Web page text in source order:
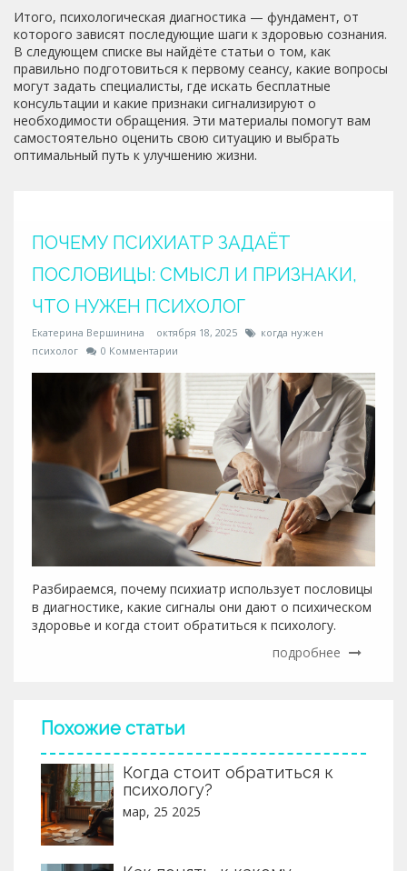
Итого, психологическая диагностика — фундамент, от
которого зависят последующие шаги к здоровью сознания.
В следующем списке вы найдёте статьи о том, как
правильно подготовиться к первому сеансу, какие вопросы
могут задать специалисты, где искать бесплатные
консультации и какие признаки сигнализируют о
необходимости обращения. Эти материалы помогут вам
самостоятельно оценить свою ситуацию и выбрать
оптимальный путь к улучшению жизни.
ПОЧЕМУ ПСИХИАТР ЗАДАЁТ
ПОСЛОВИЦЫ: СМЫСЛ И ПРИЗНАКИ,
ЧТО НУЖЕН ПСИХОЛОГ
Екатерина Вершинина октября 18, 2025
когда нужен
психолог
0 Комментарии
Разбираемся, почему психиатр использует пословицы
в диагностике, какие сигналы они дают о психическом
здоровье и когда стоит обратиться к психологу.
подробнее
Похожие статьи
Когда стоит обратиться к
психологу?
мар, 25 2025